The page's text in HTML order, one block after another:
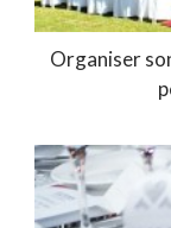
Organiser